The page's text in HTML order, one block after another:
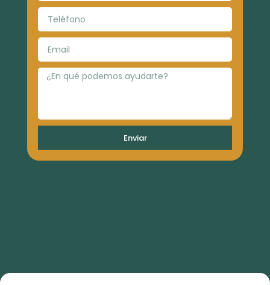
Enviar